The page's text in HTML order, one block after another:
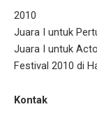
2010
Juara I untuk
Juara I untuk
Festival 2010 di
Kontak